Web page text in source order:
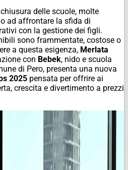
chiusura delle scuole, molte
ad affrontare la sfida di
con la gestione dei figli.
sono frammentate, costose o
a questa esigenza, Merlata
con Bebek, nido e scuola
di Pero, presenta una nuova
2025 pensata per offrire ai
crescita e divertimento a prezzi